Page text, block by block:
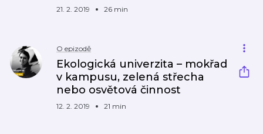
21. 2. 2019 26 min
O epizodě
Ekologická univerzita – mokřad
v kampusu, zelená střecha
nebo osvětová činnost
12. 2. 2019 21 min